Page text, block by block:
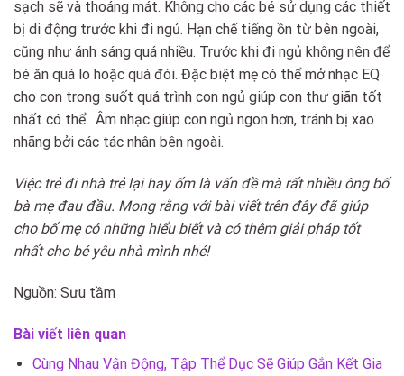
sạch sẽ và thoáng mát. Không cho các bé sử dụng các thiết
bị di động trước khi đi ngủ. Hạn chế tiếng ồn từ bên ngoài,
cũng như ánh sáng quá nhiều. Trước khi đi ngủ không nên để
bé ăn quá lo hoặc quá đói. Đặc biệt mẹ có thể mở nhạc EQ
cho con trong suốt quá trình con ngủ giúp con thư giãn tốt
nhất có thể. Âm nhạc giúp con ngủ ngon hơn, tránh bị xao
nhãng bởi các tác nhân bên ngoài.
Việc trẻ đi nhà trẻ lại hay ốm là vấn đề mà rất nhiều ông bố
bà mẹ đau đầu. Mong rằng với bài viết trên đây đã giúp
cho bố mẹ có những hiểu biết và có thêm giải pháp tốt
nhất cho bé yêu nhà mình nhé!
Nguồn: Sưu tầm
Bài viết liên quan
Cùng Nhau Vận Động, Tập Thể Dục Sẽ Giúp Gắn Kết Gia